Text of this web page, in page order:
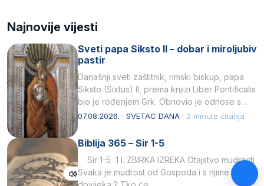
Najnovije vijesti
Sveti papa Siksto II – dobar i miroljubiv
pastir
Današnji sveti zaštitnik, rimski biskup, papa
Siksto (Sixtus) II, prema knjizi Liber Pontificalis
bio je rođenjem Grk. Obnovio je odnose s
afričkim…
07.08.2026. · SVETAC DANA · 2 minute čitanja
Biblija 365 – Sir 1-5
Sir 1-5 1 I. ZBIRKA IZREKA Otajstvo mudrosti
Svaka je mudrost od Gospoda i s njime je